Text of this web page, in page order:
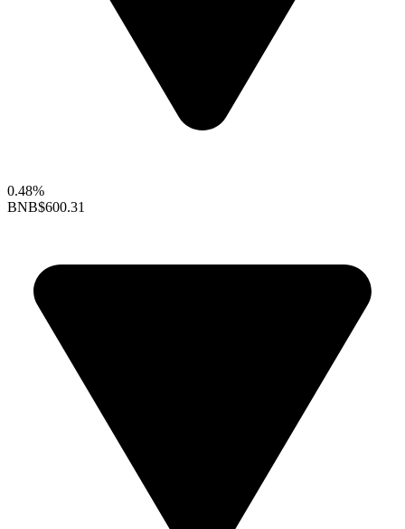
0.48%
BNB$600.31